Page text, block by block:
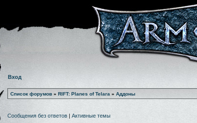
Вход
Список форумов » RIFT: Planes of Telara » Аддоны
Сообщения без ответов | Активные темы